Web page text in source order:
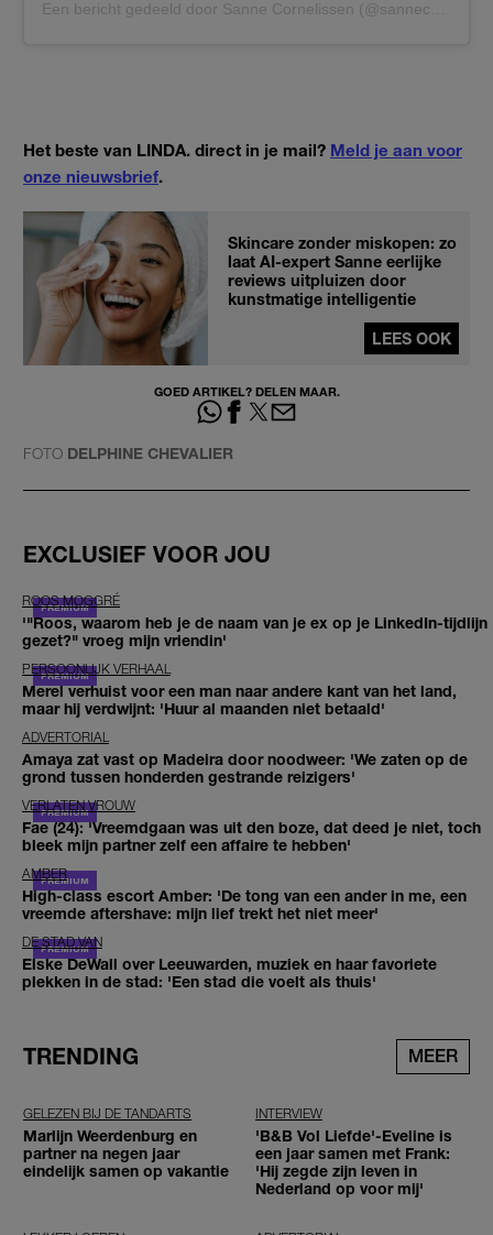
Het beste van LINDA. direct in je mail? Meld je aan voor
onze nieuwsbrief.
Skincare zonder miskopen: zo
laat AI-expert Sanne eerlijke
reviews uitpluizen door
kunstmatige intelligentie
LEES OOK
GOED ARTIKEL? DELEN MAAR.
FOTO DELPHINE CHEVALIER
EXCLUSIEF VOOR JOU
ROOS MOGGRÉ
'"Roos, waarom heb je de naam van je ex op je LinkedIn-tijdlijn
gezet?" vroeg mijn vriendin'
PERSOONLIJK VERHAAL
Merel verhuist voor een man naar andere kant van het land,
maar hij verdwijnt: 'Huur al maanden niet betaald'
ADVERTORIAL
Amaya zat vast op Madeira door noodweer: 'We zaten op de
grond tussen honderden gestrande reizigers'
VERLATEN VROUW
Fae (24): 'Vreemdgaan was uit den boze, dat deed je niet, toch
bleek mijn partner zelf een affaire te hebben'
AMBER
High-class escort Amber: 'De tong van een ander in me, een
vreemde aftershave: mijn lief trekt het niet meer'
DE STAD VAN
Elske DeWall over Leeuwarden, muziek en haar favoriete
plekken in de stad: 'Een stad die voelt als thuis'
TRENDING MEER
GELEZEN BIJ DE TANDARTS
Marlijn Weerdenburg en
partner na negen jaar
eindelijk samen op vakantie
INTERVIEW
'B&B Vol Liefde'-Eveline is
een jaar samen met Frank:
'Hij zegde zijn leven in
Nederland op voor mij'